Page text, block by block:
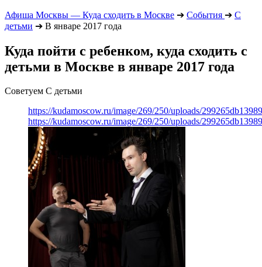
Афиша Москвы — Куда сходить в Москве ➔ События ➔ С
детьми ➔ В январе 2017 года
Куда пойти с ребенком, куда сходить с
детьми в Москве в январе 2017 года
Советуем С детьми
https://kudamoscow.ru/image/269/250/uploads/
https://kudamoscow.ru/image/269/250/uploads/